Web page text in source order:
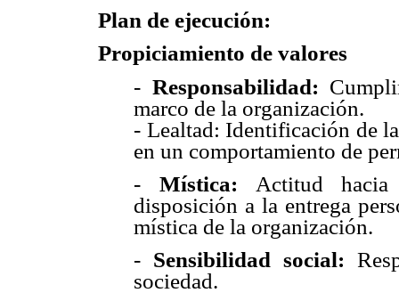
Plan de ejecución:
Propiciamiento de valores
- Responsabilidad:
marco de la organización.
- Lealtad: Identificación de
en un comportamiento de
- Mística: Actitud hacia
disposición a la entrega
mística de la organización.
- Sensibilidad social:
sociedad.